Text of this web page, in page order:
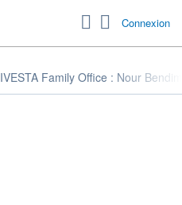
Connexion
IVESTA Family Office : Nour